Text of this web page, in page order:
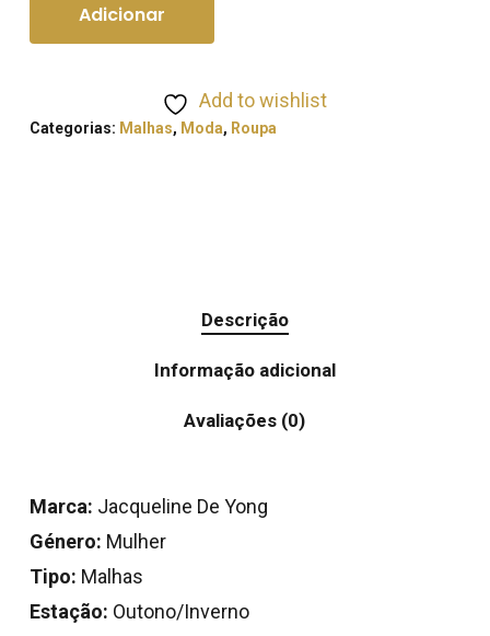
Adicionar
Add to wishlist
Categorias: Malhas, Moda, Roupa
Descrição
Informação adicional
Avaliações (0)
Marca: Jacqueline De Yong
Género: Mulher
Tipo: Malhas
Estação: Outono/Inverno